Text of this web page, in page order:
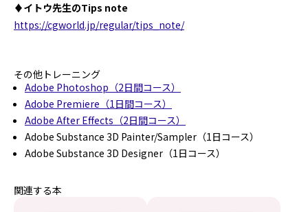
♦イトウ先生のTips note
https://cgworld.jp/regular/tips_note/
その他トレーニング
Adobe Photoshop（2日間コース）
Adobe Premiere（1日間コース）
Adobe After Effects（2日間コース）
Adobe Substance 3D Painter/Sampler（1日コース）
Adobe Substance 3D Designer（1日コース）
関連する本